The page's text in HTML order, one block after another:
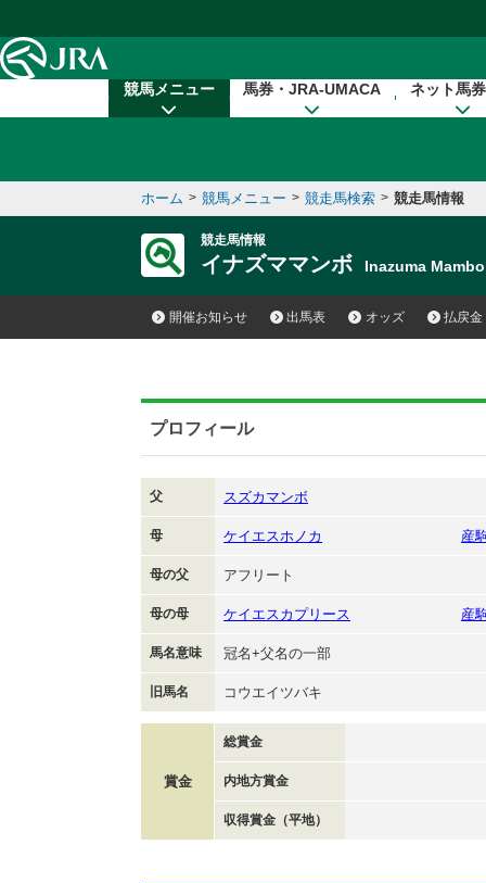
競馬メニュー 馬券・JRA-UMACA ネット馬
ホーム > 競馬メニュー > 競走馬検索 > 競走馬情報
競走馬情報
イナズママンボ Inazuma
開催お知らせ 出馬表 オッズ 払戻金
プロフィール
父 スズカマンボ
母 ケイエスホノカ 産
母の父 アフリート
母の母 ケイエスカプリース 産
馬名意味 冠名+父名の一部
旧馬名 コウエイツバキ
賞金
総賞金
内地方賞金
収得賞金（平地）